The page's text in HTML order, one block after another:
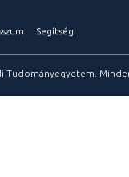
Segítség
Tudományegyetem.